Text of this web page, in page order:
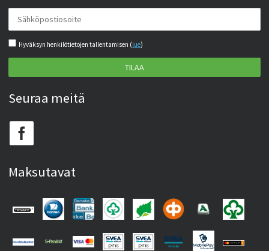
Hyväksyn henkilötietojen tallentamisen (lue)
TILAA
Seuraa meitä
Maksutavat